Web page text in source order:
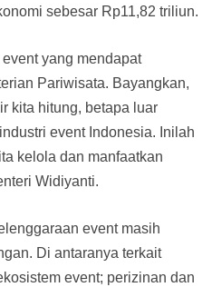
sebesar Rp11,82 triliun.
yang mendapat
Pariwisata. Bayangkan,
kita hitung, betapa luar
event Indonesia. Inilah
kelola dan manfaatkan
Widiyanti.
event masih
Di antaranya terkait
event; perizinan dan